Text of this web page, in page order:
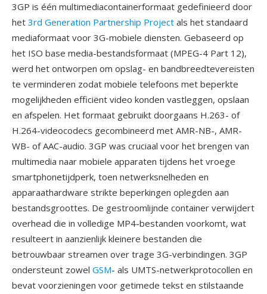
3GP is één multimediacontainerformaat gedefinieerd door
het 3rd Generation Partnership Project als het standaard
mediaformaat voor 3G-mobiele diensten. Gebaseerd op
het ISO base media-bestandsformaat (MPEG-4 Part 12),
werd het ontworpen om opslag- en bandbreedtevereisten
te verminderen zodat mobiele telefoons met beperkte
mogelijkheden efficiënt video konden vastleggen, opslaan
en afspelen. Het formaat gebruikt doorgaans H.263- of
H.264-videocodecs gecombineerd met AMR-NB-, AMR-
WB- of AAC-audio. 3GP was cruciaal voor het brengen van
multimedia naar mobiele apparaten tijdens het vroege
smartphonetijdperk, toen netwerksnelheden en
apparaathardware strikte beperkingen oplegden aan
bestandsgroottes. De gestroomlijnde container verwijdert
overhead die in volledige MP4-bestanden voorkomt, wat
resulteert in aanzienlijk kleinere bestanden die
betrouwbaar streamen over trage 3G-verbindingen. 3GP
ondersteunt zowel GSM- als UMTS-netwerkprotocollen en
bevat voorzieningen voor getimede tekst en stilstaande